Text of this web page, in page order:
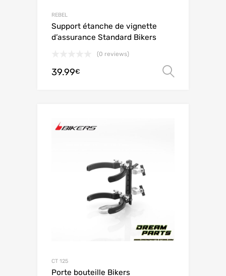
REBEL
Support étanche de vignette
d’assurance Standard Bikers
(0 reviews)
39.99€
CT 125
Porte bouteille Bikers